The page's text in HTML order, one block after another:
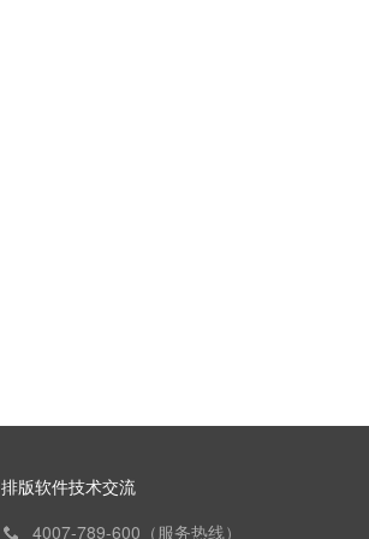
排版软件技术交流
4007-789-600（服务热线）